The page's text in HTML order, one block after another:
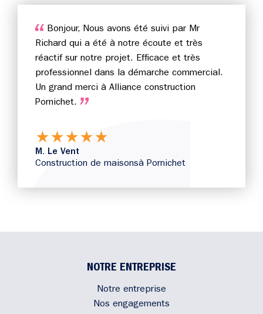
Bonjour, Nous avons été suivi par Mr
Richard qui a été à notre écoute et très
réactif sur notre projet. Efficace et très
professionnel dans la démarche commercial.
Un grand merci à Alliance construction
Pornichet.
★★★★★
M. Le Vent
Construction de maisonsà Pornichet
NOTRE ENTREPRISE
Notre entreprise
Nos engagements